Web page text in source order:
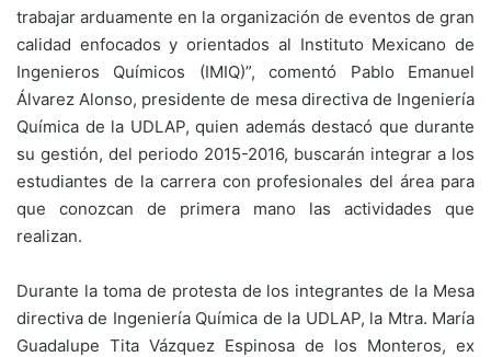
trabajar arduamente en la organización de eventos de gran
calidad enfocados y orientados al Instituto Mexicano de
Ingenieros Químicos (IMIQ)”, comentó Pablo Emanuel
Álvarez Alonso, presidente de mesa directiva de Ingeniería
Química de la UDLAP, quien además destacó que durante
su gestión, del periodo 2015-2016, buscarán integrar a los
estudiantes de la carrera con profesionales del área para
que conozcan de primera mano las actividades que
realizan.
Durante la toma de protesta de los integrantes de la Mesa
directiva de Ingeniería Química de la UDLAP, la Mtra. María
Guadalupe Tita Vázquez Espinosa de los Monteros, ex